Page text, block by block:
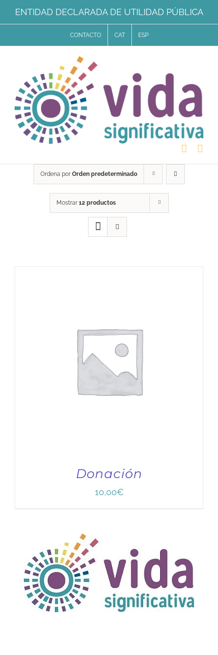
Saltar
al
ENTIDAD DECLARADA DE UTILIDAD PÚBLICA
CONTACTO CAT ESP
Ordena por Orden predeterminado
Mostrar 12 productos
Donación
10,00€